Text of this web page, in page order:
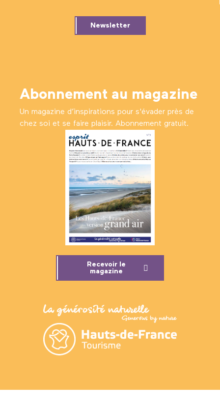
Newsletter
Abonnement au magazine
Un magazine d’inspirations pour s'évader près de
chez soi et se faire plaisir. Abonnement gratuit.
Recevoir le
magazine